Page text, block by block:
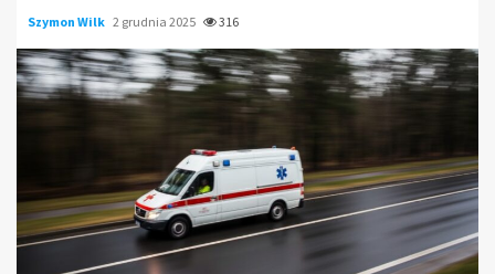
Szymon Wilk 2 grudnia 2025 316